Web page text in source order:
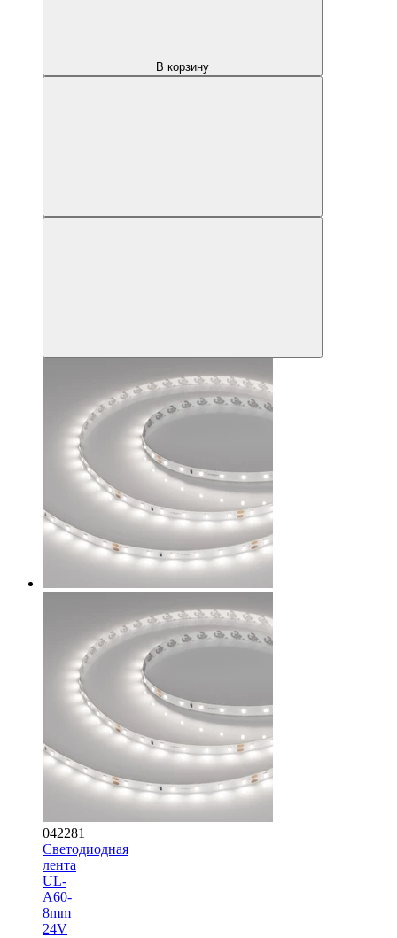
В корзину
042281
Светодиодная
лента
UL-
A60-
8mm
24V